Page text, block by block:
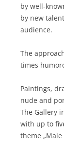
by well-
by new
audience.
The
times
Paintings,
nude and
The Gallery
with up to
theme